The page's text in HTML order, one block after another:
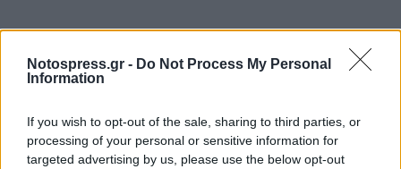
Notospress.gr - Do Not Process My Personal
Information
If you wish to opt-out of the sale, sharing to third parties, or
processing of your personal or sensitive information for
targeted advertising by us, please use the below opt-out